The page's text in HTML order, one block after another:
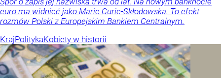
euro ma widnieć jako Marie Curie-Skłodowska. To efekt
rozmów Polski z Europejskim Bankiem Centralnym.
KrajPolitykaKobiety w historii